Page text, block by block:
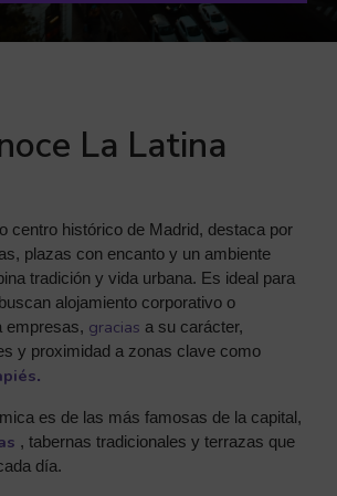
La Latina
centro histórico de Madrid, destaca por
plazas con encanto y un ambiente
tradición y vida urbana. Es ideal para
alojamiento corporativo o
empresas, gracias a su carácter,
y proximidad a zonas clave como
.
es de las más famosas de la capital,
, tabernas tradicionales y terrazas que
día.